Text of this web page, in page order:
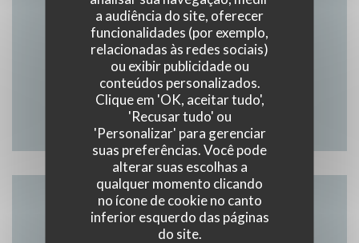
a audiência do site, oferecer
funcionalidades (por exemplo,
relacionadas às redes sociais)
ou exibir publicidade ou
conteúdos personalizados.
Clique em 'OK, aceitar tudo',
'Recusar tudo' ou
'Personalizar' para gerenciar
suas preferências. Você pode
alterar suas escolhas a
qualquer momento clicando
no ícone de cookie no canto
inferior esquerdo das páginas
do site.
51 rue des archives 75003 Paris((abre numa
01 42 72 17 57
Facebook ((abre numa nova
Instagram ((abre numa
Contacte-nos